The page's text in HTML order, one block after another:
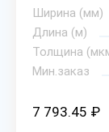
Ширина (мм)
Длина (м)
Толщина
Мин.заказ
7 793.45 ₽